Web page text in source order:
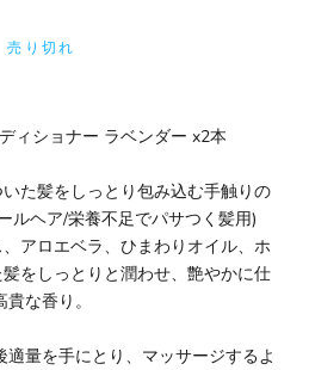
売り切れ
ィショナー ラベンダー x2本
た髪をしっとり包み込む手触りの
ルヘア/栄養不足でパサつく髪用)
アロエベラ、ひまわりオイル、ホ
をしっとりと潤わせ、艶やかに仕
な香り。
適量を手にとり、マッサージするよ